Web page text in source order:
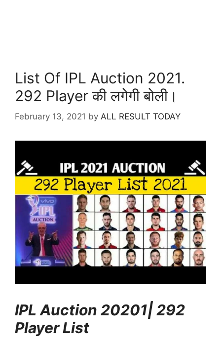
List Of IPL Auction 2021.
292 Player की लगेगी बोली।
February 13, 2021 by ALL RESULT TODAY
IPL Auction 20201| 292
Player List